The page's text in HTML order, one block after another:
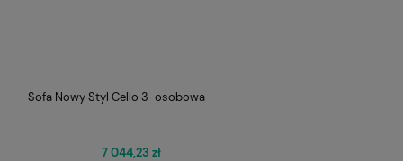
Sofa Nowy Styl Cello 3-osobowa
7 044,23 zł